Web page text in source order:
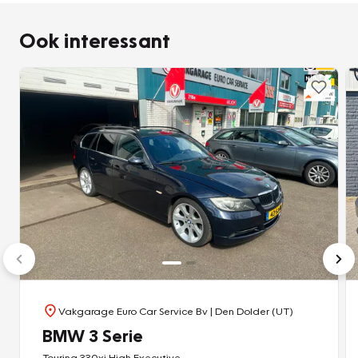
Ook interessant
Vakgarage Euro Car Service Bv| Den Dolder (UT)
BMW 3 Serie